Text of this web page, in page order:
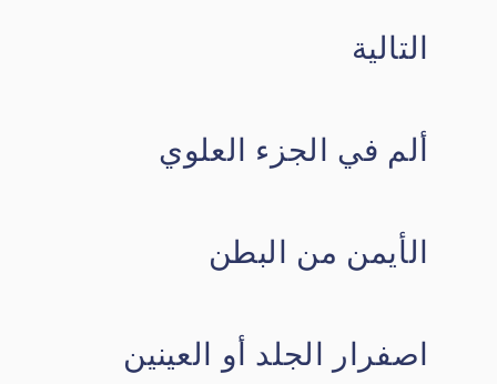
التالية
ألم في الجزء العلوي
الأيمن من البطن
اصفرار الجلد أو العينين